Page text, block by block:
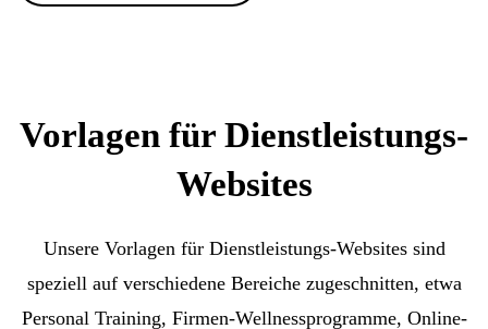
Vorlagen für Dienstleistungs-
Websites
Unsere Vorlagen für Dienstleistungs-Websites sind
speziell auf verschiedene Bereiche zugeschnitten, etwa
Personal Training, Firmen-Wellnessprogramme, Online-